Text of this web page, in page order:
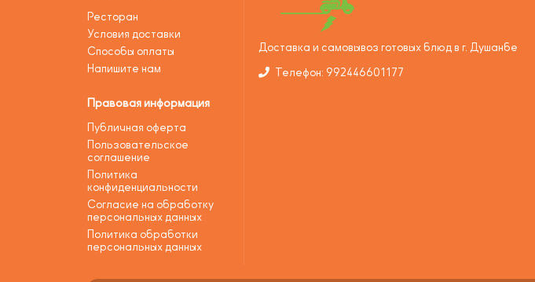
Ресторан
Условия доставки
Способы оплаты
Напишите нам
Правовая информация
Публичная оферта
Пользовательское
соглашение
Политика
конфиденциальности
Согласие на обработку
персональных данных
Политика обработки
персональных данных
Доставка и самовывоз готовых блюд в г. Душанбе
Телефон: 992446601177